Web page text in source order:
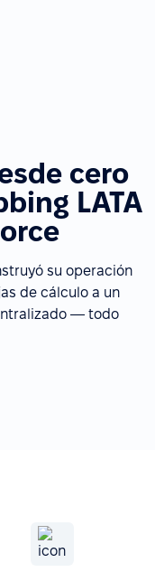
cero
LATA
su operación
de cálculo a un
— todo